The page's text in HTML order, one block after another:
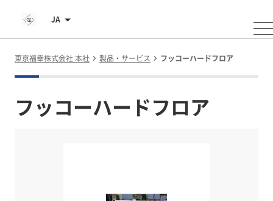
JA
東京福幸株式会社 本社 製品・サービス フッコーハードフロア
フッコーハードフロア